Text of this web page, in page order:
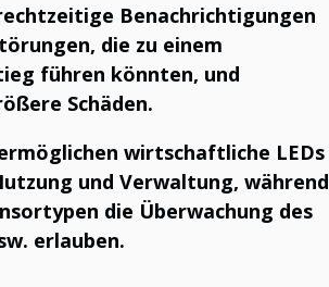
managen.
Benachrichtigungen
die zu einem
führen könnten, und
Schäden.
wirtschaftliche LEDs
und Verwaltung, während
die Überwachung des
erlauben.